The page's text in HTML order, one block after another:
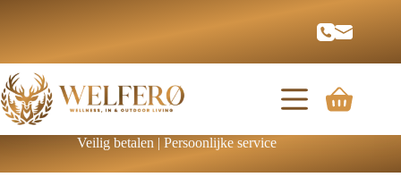
Veilig betalen | Persoonlijke service